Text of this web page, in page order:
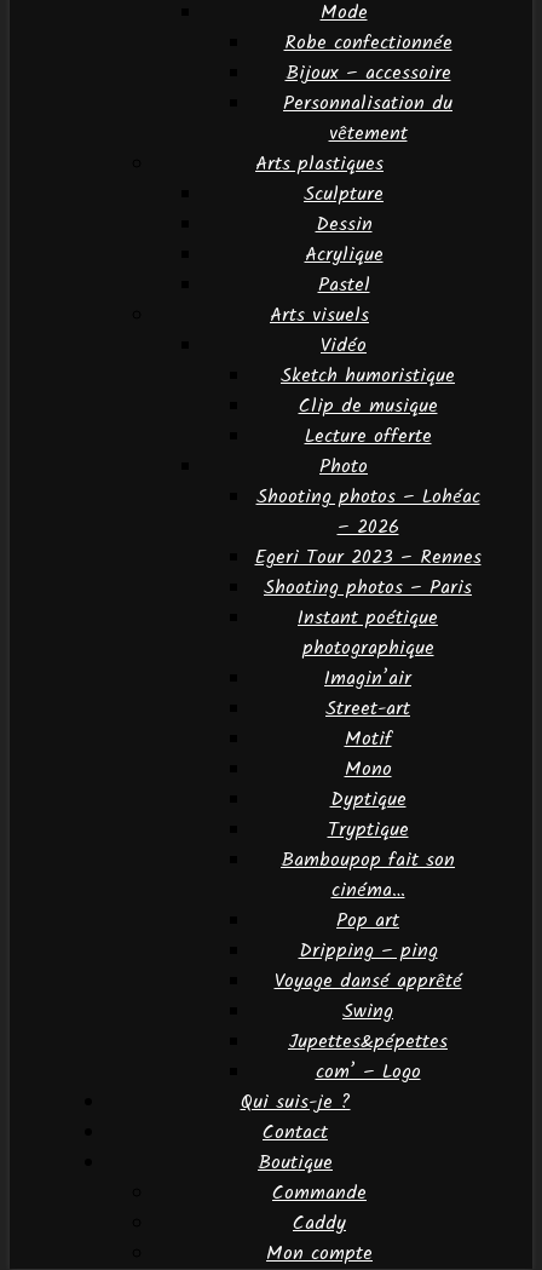
Mode
Robe confectionnée
Bijoux – accessoire
Personnalisation du
vêtement
Arts plastiques
Sculpture
Dessin
Acrylique
Pastel
Arts visuels
Vidéo
Sketch humoristique
Clip de musique
Lecture offerte
Photo
Shooting photos – Lohéac
– 2026
Egeri Tour 2023 – Rennes
Shooting photos – Paris
Instant poétique
photographique
Imagin’air
Street-art
Motif
Mono
Dyptique
Tryptique
Bamboupop fait son
cinéma…
Pop art
Dripping – ping
Voyage dansé apprêté
Swing
Jupettes&pépettes
com’ – Logo
Qui suis-je ?
Contact
Boutique
Commande
Caddy
Mon compte